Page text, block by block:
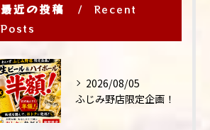
最近の投稿
Recent
Posts
2026/08/05
ふじみ野店限定企画！